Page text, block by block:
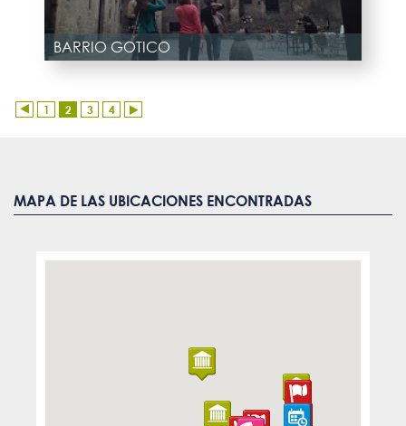
BARRIO GOTICO
1 2 3 4
MAPA DE LAS UBICACIONES ENCONTRADAS